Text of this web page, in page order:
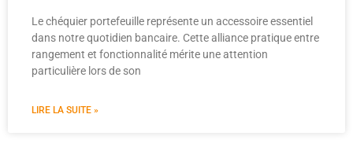
Le chéquier portefeuille représente un accessoire essentiel
dans notre quotidien bancaire. Cette alliance pratique entre
rangement et fonctionnalité mérite une attention
particulière lors de son
LIRE LA SUITE »